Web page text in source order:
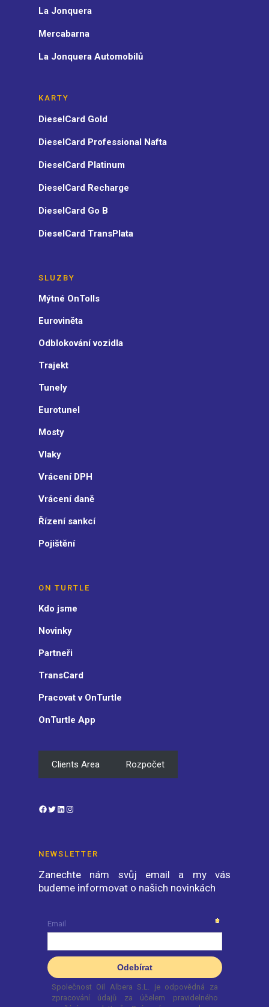
La Jonquera
Mercabarna
La Jonquera Automobilů
KARTY
DieselCard Gold
DieselCard Professional Nafta
DieselCard Platinum
DieselCard Recharge
DieselCard Go B
DieselCard TransPlata
SLUZBY
Mýtné OnTolls
Euroviněta
Odblokování vozidla
Trajekt
Tunely
Eurotunel
Mosty
Vlaky
Vrácení DPH
Vrácení daně
Řízení sankcí
Pojištění
ON TURTLE
Kdo jsme
Novinky
Partneři
TransCard
Pracovat v OnTurtle
OnTurtle App
Clients Area Rozpočet
Facebook
TwitterLinkedIn
NEWSLETTER
Zanechte nám svůj email a my vás
budeme informovat o našich novinkách